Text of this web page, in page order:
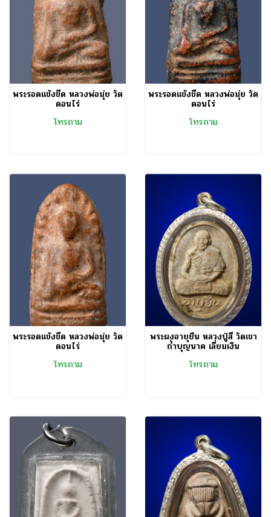
พระรอดแข้งขีด หลวงพ่อมุ่ย วัด
ดอนไร่
โทรถาม
พระรอดแข้งขีด หลวงพ่อมุ่ย วัด
ดอนไร่
โทรถาม
พระรอดแข้งขีด หลวงพ่อมุ่ย วัด
ดอนไร่
โทรถาม
พระผงอายุยืน หลวงปู่สี วัดเขา
ถ้ำบุญนาค เลี่ยมเงิน
โทรถาม